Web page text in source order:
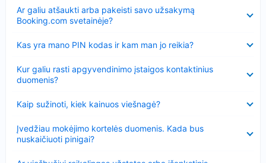
Ar galiu atšaukti arba pakeisti savo užsakymą
Booking.com svetainėje?
Kas yra mano PIN kodas ir kam man jo reikia?
Kur galiu rasti apgyvendinimo įstaigos kontaktinius
duomenis?
Kaip sužinoti, kiek kainuos viešnagė?
Įvedžiau mokėjimo kortelės duomenis. Kada bus
nuskaičiuoti pinigai?